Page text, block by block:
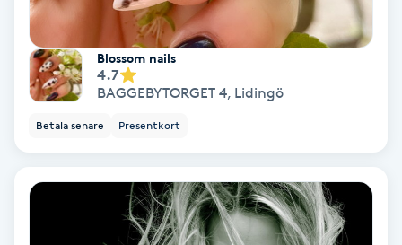
Koppningsmassage
Kosmetisk tatuering
Kostrådgivning
Kroppsinpackning
Blossom nails
4.7
BAGGEBYTORGET 4, Lidingö
Betala senare Presentkort